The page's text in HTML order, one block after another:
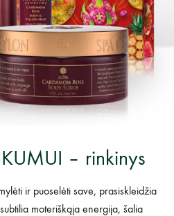
– rinkinys
ir puoselėti save, prasiskleidžia
moteriškąja energija, šalia